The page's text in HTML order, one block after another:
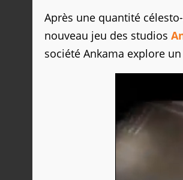
Après une quantité
nouveau jeu des studios
société Ankama explore